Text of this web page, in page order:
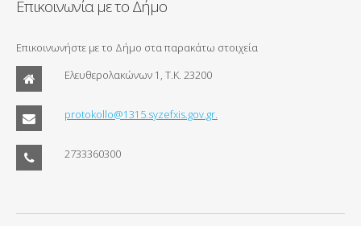
Επικοινωνία με το Δήμο
Επικοινωνήστε με το Δήμο στα παρακάτω στοιχεία
Ελευθερολακώνων 1, Τ.Κ. 23200
protokollo@1315.syzefxis.gov.gr.
2733360300